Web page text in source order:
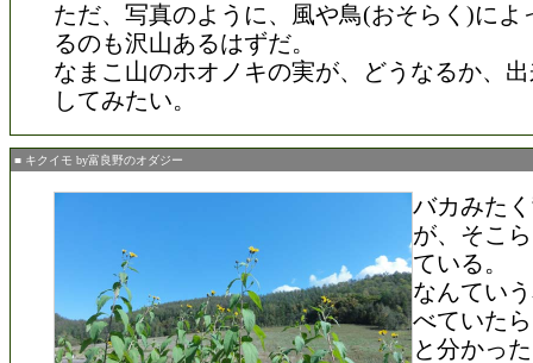
ただ、写真のように、風や鳥(おそらく)によ
るのも沢山あるはずだ。
なまこ山のホオノキの実が、どうなるか、
してみたい。
■ キクイモ by富良野のオダジー
バカみた
が、そこ
ている。
なんてい
べていた
と分かっ